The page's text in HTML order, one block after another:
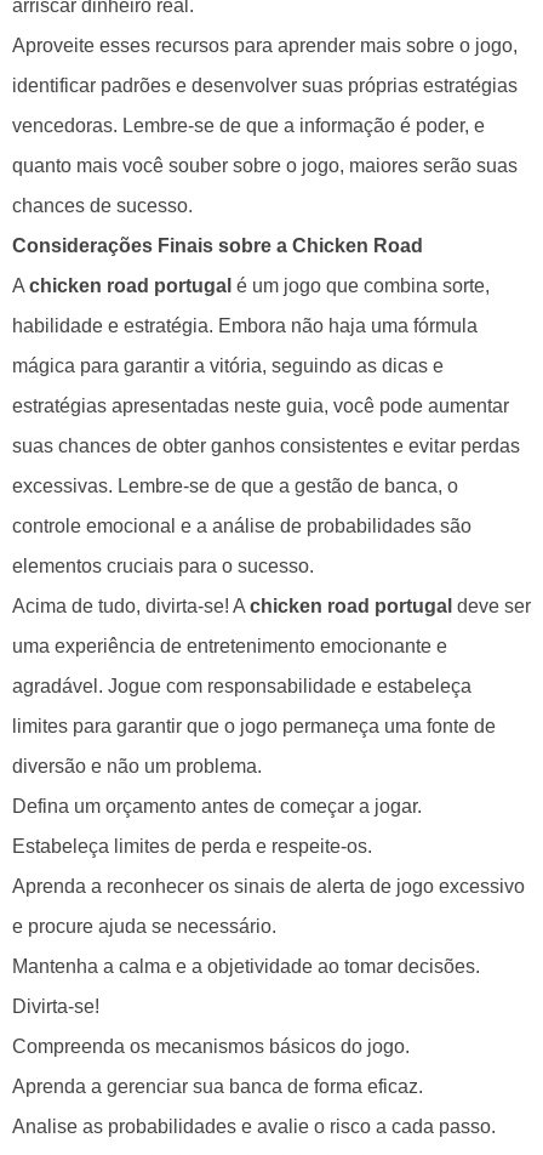
arriscar dinheiro real.
Aproveite esses recursos para aprender mais sobre o jogo,
identificar padrões e desenvolver suas próprias estratégias
vencedoras. Lembre-se de que a informação é poder, e
quanto mais você souber sobre o jogo, maiores serão suas
chances de sucesso.
Considerações Finais sobre a Chicken Road
Achicken road portugal é um jogo que combina sorte,
habilidade e estratégia. Embora não haja uma fórmula
mágica para garantir a vitória, seguindo as dicas e
estratégias apresentadas neste guia, você pode aumentar
suas chances de obter ganhos consistentes e evitar perdas
excessivas. Lembre-se de que a gestão de banca, o
controle emocional e a análise de probabilidades são
elementos cruciais para o sucesso.
Acima de tudo, divirta-se! Achicken road portugal deve ser
uma experiência de entretenimento emocionante e
agradável. Jogue com responsabilidade e estabeleça
limites para garantir que o jogo permaneça uma fonte de
diversão e não um problema.
Defina um orçamento antes de começar a jogar.
Estabeleça limites de perda e respeite-os.
Aprenda a reconhecer os sinais de alerta de jogo excessivo
e procure ajuda se necessário.
Mantenha a calma e a objetividade ao tomar decisões.
Divirta-se!
Compreenda os mecanismos básicos do jogo.
Aprenda a gerenciar sua banca de forma eficaz.
Analise as probabilidades e avalie o risco a cada passo.